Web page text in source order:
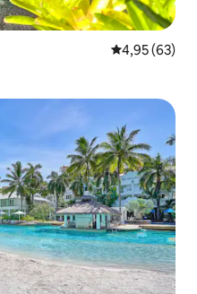
Середня
4,95 (63)